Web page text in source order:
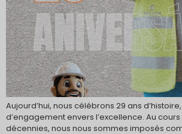
Aujourd’hui, nous célébrons 29 ans
d’engagement envers l’excellence. Au
décennies, nous nous sommes imposés